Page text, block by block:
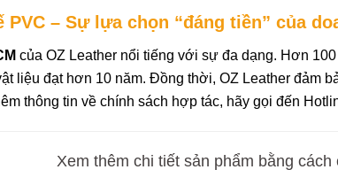
PVC – Sự lựa chọn “đáng tiền” của
của OZ Leather nổi tiếng với sự đa dạng. Hơn
liệu đạt hơn 10 năm. Đồng thời, OZ Leather đảm
thông tin về chính sách hợp tác, hãy gọi đến
Xem thêm chi tiết sản phẩm bằng cách